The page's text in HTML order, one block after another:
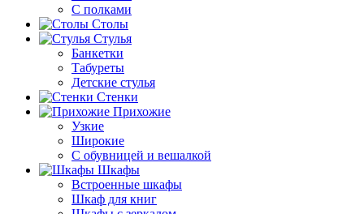
С полками
Столы
Стулья
Банкетки
Табуреты
Детские стулья
Стенки
Прихожие
Узкие
Широкие
С обувницей и вешалкой
Шкафы
Встроенные шкафы
Шкаф для книг